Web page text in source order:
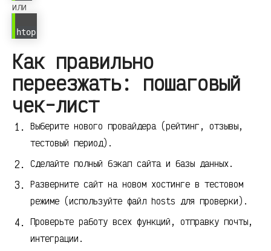
или
htop
Как правильно
переезжать: пошаговый
чек-лист
Выберите нового провайдера (рейтинг, отзывы,
тестовый период).
Сделайте полный бэкап сайта и базы данных.
Разверните сайт на новом хостинге в тестовом
режиме (используйте файл hosts для проверки).
Проверьте работу всех функций, отправку почты,
интеграции.